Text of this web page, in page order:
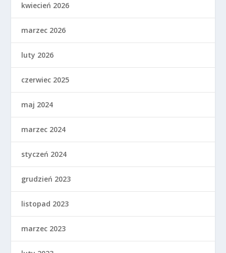
kwiecień 2026
marzec 2026
luty 2026
czerwiec 2025
maj 2024
marzec 2024
styczeń 2024
grudzień 2023
listopad 2023
marzec 2023